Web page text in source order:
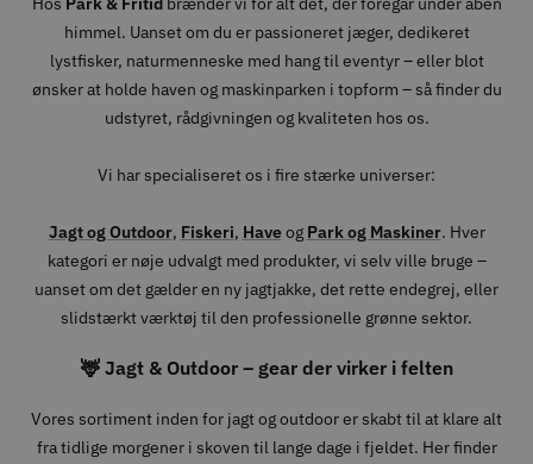
himmel. Uanset om du er passioneret jæger, dedikeret
lystfisker, naturmenneske med hang til eventyr – eller blot
ønsker at holde haven og maskinparken i topform – så finder du
udstyret, rådgivningen og kvaliteten hos os.
Vi har specialiseret os i fire stærke universer:
Jagt og Outdoor, Fiskeri, Haveog Park og Maskiner. Hver
kategori er nøje udvalgt med produkter, vi selv ville bruge –
uanset om det gælder en ny jagtjakke, det rette endegrej, eller
slidstærkt værktøj til den professionelle grønne sektor.
🦌 Jagt & Outdoor – gear der virker i felten
Vores sortiment inden for jagt og outdoor er skabt til at klare alt
fra tidlige morgener i skoven til lange dage i fjeldet. Her finder